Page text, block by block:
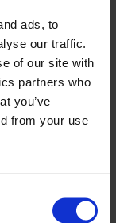
ads, to
our traffic.
of our site with
partners who
you’ve
from your use